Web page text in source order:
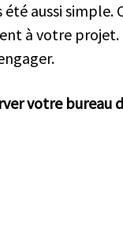
été aussi
à votre projet.
votre bureau